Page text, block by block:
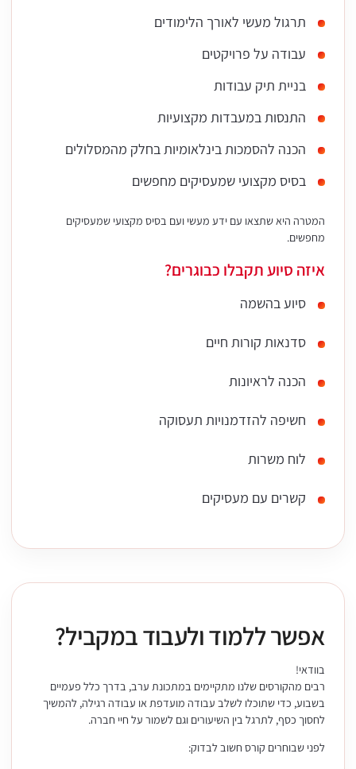
תרגול מעשי לאורך הלימודים
עבודה על פרויקטים
בניית תיק עבודות
התנסות במעבדות מקצועיות
הכנה להסמכות בינלאומיות בחלק מהמסלולים
בסיס מקצועי שמעסיקים מחפשים
המטרה היא שתצאו עם ידע מעשי ועם בסיס מקצועי שמעסיקים
מחפשים.
איזה סיוע תקבלו כבוגרים?
סיוע בהשמה
סדנאות קורות חיים
הכנה לראיונות
חשיפה להזדמנויות תעסוקה
לוח משרות
קשרים עם מעסיקים
אפשר ללמוד ולעבוד במקביל?
בוודאי!
רבים מהקורסים שלנו מתקיימים במתכונת ערב, בדרך כלל פעמיים
בשבוע, כדי שתוכלו לשלב עבודה מועדפת או עבודה רגילה, להמשיך
לחסוך כסף, לתרגל בין השיעורים וגם לשמור על חיי חברה.
לפני שבוחרים קורס חשוב לבדוק: